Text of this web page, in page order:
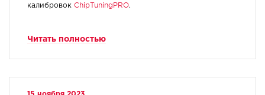
калибровок ChipTuningPRO.
Читать полностью